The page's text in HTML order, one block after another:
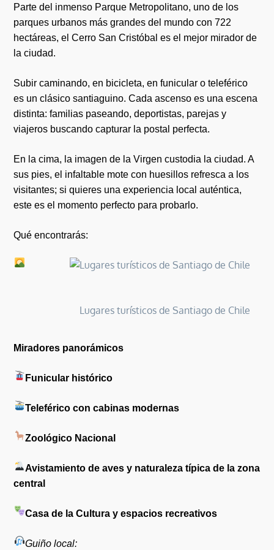
Parte del inmenso Parque Metropolitano, uno de los
parques urbanos más grandes del mundo con 722
hectáreas, el Cerro San Cristóbal es el mejor mirador de
la ciudad.
Subir caminando, en bicicleta, en funicular o teleférico
es un clásico santiaguino. Cada ascenso es una escena
distinta: familias paseando, deportistas, parejas y
viajeros buscando capturar la postal perfecta.
En la cima, la imagen de la Virgen custodia la ciudad. A
sus pies, el infaltable mote con huesillos refresca a los
visitantes; si quieres una experiencia local auténtica,
este es el momento perfecto para probarlo.
Qué encontrarás:
Lugares turísticos de Santiago de Chile
Miradores panorámicos
Funicular histórico
Teleférico con cabinas modernas
Zoológico Nacional
Avistamiento de aves y naturaleza típica de la zona
central
Casa de la Cultura y espacios recreativos
Guiño local: